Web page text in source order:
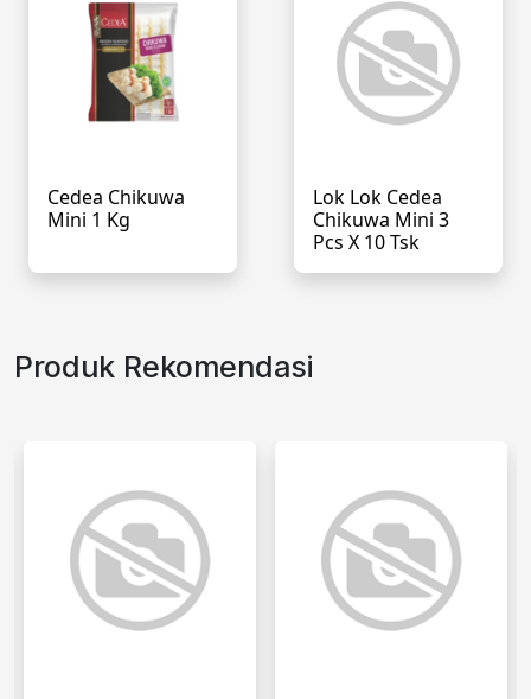
Cedea Chikuwa
Mini 1 Kg
Lok Lok Cedea
Chikuwa Mini 3
Pcs X 10 Tsk
Produk Rekomendasi